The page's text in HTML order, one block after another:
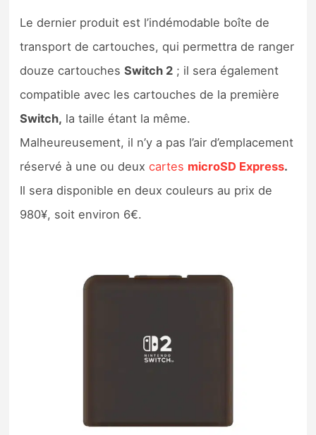
Le dernier produit est l’indémodable boîte de
transport de cartouches, qui permettra de ranger
douze cartouchesSwitch 2 ; il sera également
compatible avec les cartouches de la première
Switch, la taille étant la même.
Malheureusement, il n’y a pas l’air d’emplacement
réservé à une ou deuxcartes microSD Express.
Il sera disponible en deux couleurs au prix de
980¥, soit environ 6€.